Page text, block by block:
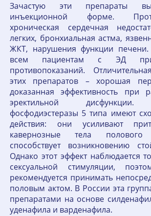
Зачастую эти препараты
инъекционной форме.
хроническая сердечная
легких, бронхиальная астма,
ЖКТ, нарушения функции
всем пациентам с ЭД при
противопоказаний.
этих препаратов – хорошая
доказанная эффективность при
эректильной дисфункции.
фосфодиэстеразы 5 типа имеют
действия: они усиливают
кавернозные тела
способствует возникновению
Однако этот эффект наблюдается
сексуальной стимуляции,
рекомендуется принимать
половым актом. В России эта
препаратами на основе
уденафила и варденафила.